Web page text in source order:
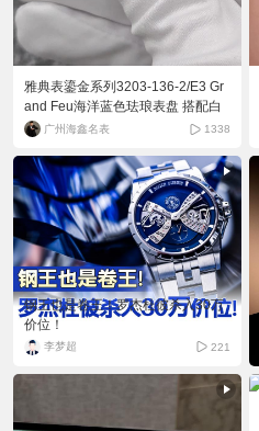
雅典表鎏金系列3203-136-2/E3 Gr
and Feu海洋蓝色珐琅表盘 搭配白
色罗马数字时标 40毫米表经 背透自
广州海鑫名表 1338
钢王也是卷王！罗杰杜彼杀入30万
价位！
李梦超 221